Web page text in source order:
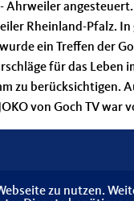
Rheinland-Pfalz.
ein Treffen der
für das Leben
zu berücksichtigen.
von Goch TV war
zu nutzen.